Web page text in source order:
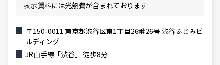
表示賃料には光熱費が含まれております
〒150-0011 東京都渋谷区東1丁目26番26号 渋谷ふじみビ
ルディング
JR山手線「渋谷」 徒歩8分